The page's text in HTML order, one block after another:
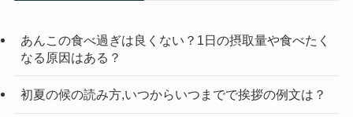
索
あんこの食べ過ぎは良くない？1日の摂取量や食べたく
なる原因はある？
初夏の候の読み方,いつからいつまでで挨拶の例文は？